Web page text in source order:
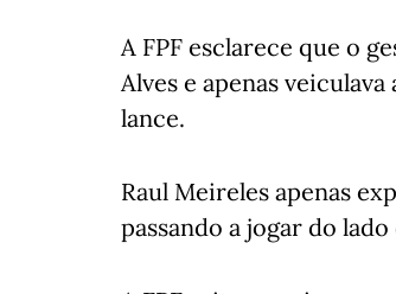
A FPF esclarece que o
Alves e apenas
lance.
Raul Meireles apenas
passando a jogar do